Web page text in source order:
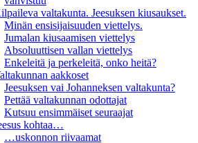
valtakunta. Jeesuksen kiusaukset.
Minän ensisijaisuuden viettelys.
Jumalan kiusaamisen viettelys
Absoluuttisen vallan viettelys
Enkeleitä ja perkeleitä, onko heitä?
aakkoset
Jeesuksen vai Johanneksen valtakunta?
Pettää valtakunnan odottajat
Kutsuu ensimmäiset seuraajat
kohtaa…
…uskonnon riivaamat